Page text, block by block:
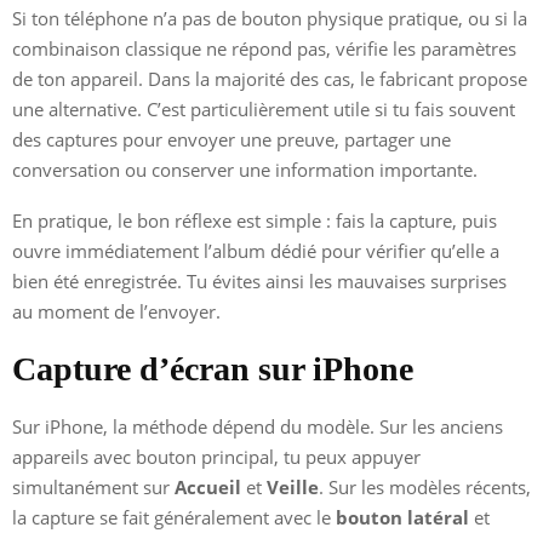
Si ton téléphone n’a pas de bouton physique pratique, ou si la
combinaison classique ne répond pas, vérifie les paramètres
de ton appareil. Dans la majorité des cas, le fabricant propose
une alternative. C’est particulièrement utile si tu fais souvent
des captures pour envoyer une preuve, partager une
conversation ou conserver une information importante.
En pratique, le bon réflexe est simple : fais la capture, puis
ouvre immédiatement l’album dédié pour vérifier qu’elle a
bien été enregistrée. Tu évites ainsi les mauvaises surprises
au moment de l’envoyer.
Capture d’écran sur iPhone
Sur iPhone, la méthode dépend du modèle. Sur les anciens
appareils avec bouton principal, tu peux appuyer
simultanément sur Accueil et Veille. Sur les modèles récents,
la capture se fait généralement avec le bouton latéral et